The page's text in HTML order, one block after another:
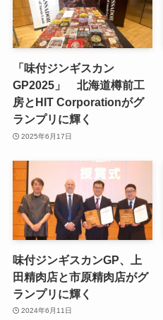
「味付ジンギスカン
GP2025」 北海道樽前工
房とHIT Corporationがグ
ランプリに輝く
2025年6月17日
味付ジンギスカンGP、上
田精肉店と市原精肉店がグ
ランプリに輝く
2024年6月11日